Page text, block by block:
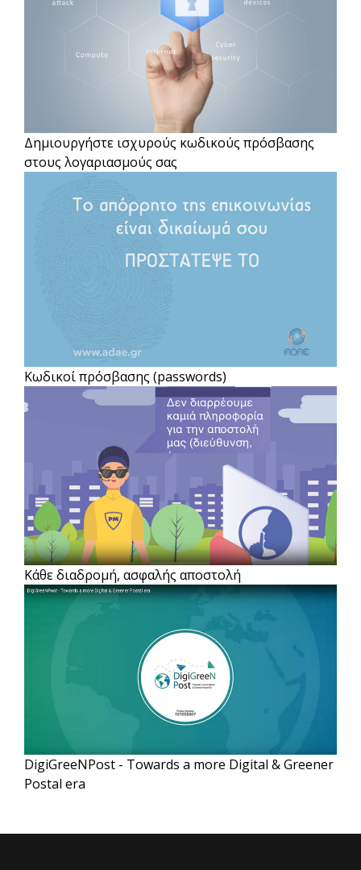
Δημιουργήστε ισχυρούς κωδικούς πρόσβασης
στους λογαριασμούς σας
Κωδικοί πρόσβασης (passwords)
Κάθε διαδρομή, ασφαλής αποστολή
DigiGreeNPost - Towards a more Digital & Greener
Postal era